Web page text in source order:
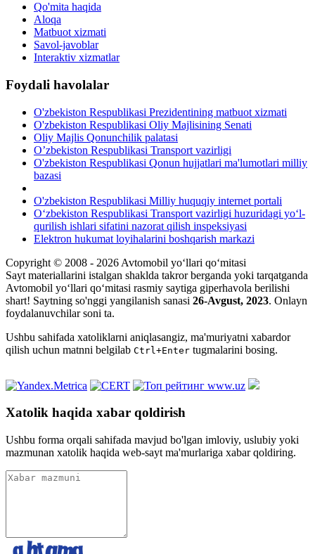
Qo'mita haqida
Aloqa
Matbuot xizmati
Savol-javoblar
Interaktiv xizmatlar
Foydali havolalar
O'zbekiston Respublikasi Prezidentining matbuot xizmati
O'zbekiston Respublikasi Oliy Majlisining Senati
Oliy Majlis Qonunchilik palatasi
O’zbekiston Respublikasi Transport vazirligi
O'zbekiston Respublikasi Qonun hujjatlari ma'lumotlari milliy
bazasi
O'zbekiston Respublikasi Milliy huquqiy internet portali
O‘zbekiston Respublikasi Transport vazirligi huzuridagi yo‘l-
qurilish ishlari sifatini nazorat qilish inspeksiyasi
Elektron hukumat loyihalarini boshqarish markazi
Copyright © 2008 - 2026 Avtomobil yo‘llari qo‘mitasi
Sayt materiallarini istalgan shaklda takror berganda yoki tarqatganda
Avtomobil yo‘llari qo‘mitasi rasmiy saytiga giperhavola berilishi
shart! Saytning so'nggi yangilanish sanasi 26-Avgust, 2023. Onlayn
foydalanuvchilar soni ta.
Ushbu sahifada xatoliklarni aniqlasangiz, ma'muriyatni xabardor
qilish uchun matnni belgilab Ctrl+Enter tugmalarini bosing.
Xatolik haqida xabar qoldirish
Ushbu forma orqali sahifada mavjud bo'lgan imloviy, uslubiy yoki
mazmunan xatolik haqida web-sayt ma'murlariga xabar qoldiring.